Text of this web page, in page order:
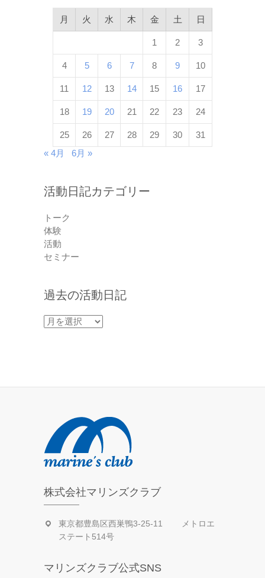
月 火 水 木 金 土 日
1 2 3
4 5 6 7 8 9 10
11 12 13 14 15 16 17
18 19 20 21 22 23 24
25 26 27 28 29 30
31
« 4月
6月 »
活動日記カテゴリー
トーク
体験
活動
セミナー
過去の活動日記
過
日
株式会社マリンズクラブ
東京都豊島区西巣鴨3-25-11 メトロエ
ステート514号
マリンズクラブ公式SNS